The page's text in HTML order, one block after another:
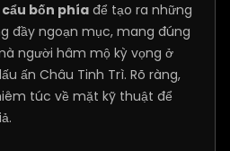
bốn phía để tạo ra những
đầy ngoạn mục, mang đúng
người hâm mộ kỳ vọng ở
ấn Châu Tinh Trì. Rõ ràng,
túc về mặt kỹ thuật để